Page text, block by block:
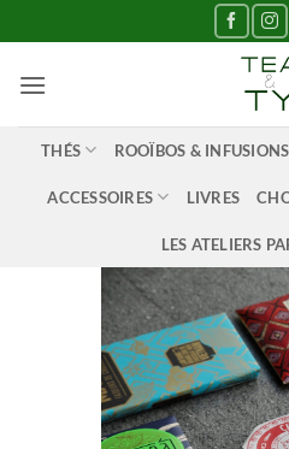
au
contenu
THÉS ROOÏBOS & INFUSIONS
ACCESSOIRES LIVRES
LES ATELIERS